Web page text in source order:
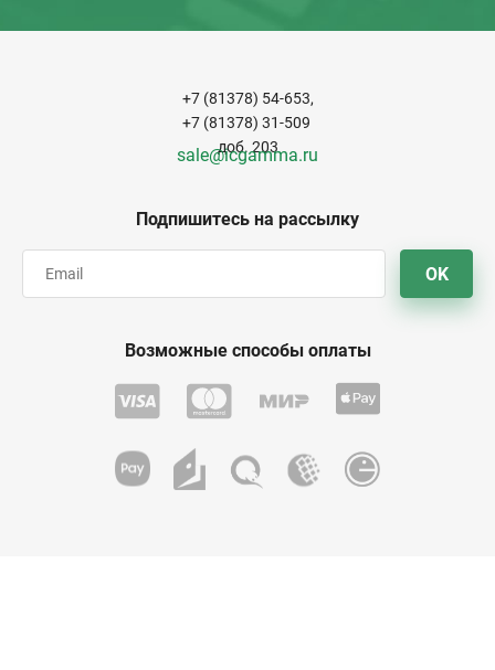
Подпишитесь на рассылку
OK
+7 (81378) 54-653,
+7 (81378) 31-509
доб. 203
sale@icgamma.ru
Возможные способы оплаты